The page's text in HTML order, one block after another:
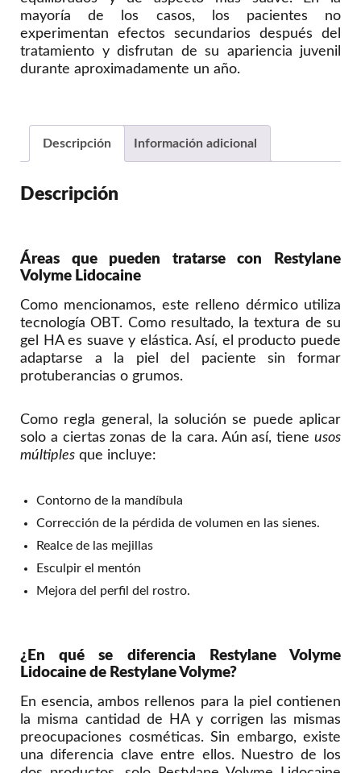
mayoría de los casos, los pacientes no
experimentan efectos secundarios después del
tratamiento y disfrutan de su apariencia juvenil
durante aproximadamente un año.
Descripción Información adicional
Descripción
Áreas que pueden tratarse con Restylane
Volyme Lidocaine
Como mencionamos, este relleno dérmico utiliza
tecnología OBT. Como resultado, la textura de su
gel HA es suave y elástica. Así, el producto puede
adaptarse a la piel del paciente sin formar
protuberancias o grumos.
Como regla general, la solución se puede aplicar
solo a ciertas zonas de la cara. Aún así, tiene usos
múltiples que incluye:
Contorno de la mandíbula
Corrección de la pérdida de volumen en las sienes.
Realce de las mejillas
Esculpir el mentón
Mejora del perfil del rostro.
¿En qué se diferencia Restylane Volyme
Lidocaine de Restylane Volyme?
En esencia, ambos rellenos para la piel contienen
la misma cantidad de HA y corrigen las mismas
preocupaciones cosméticas. Sin embargo, existe
una diferencia clave entre ellos. Nuestro de los